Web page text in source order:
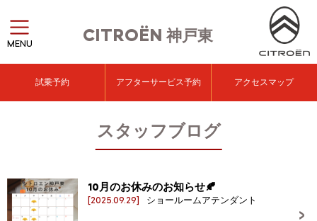
CITROËN神戸東
MENU
試乗予約 アフターサービス予約 アクセスマップ
スタッフブログ
10月のお休みのお知らせ🍂
[2025.09.29] ショールームアテンダント